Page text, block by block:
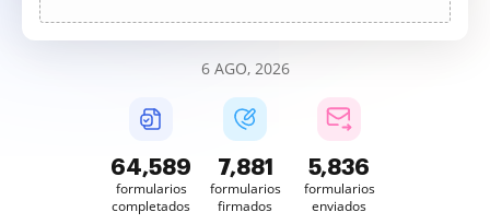
6 AGO, 2026
64,589
formularios
completados
7,882
formularios
firmados
5,836
formularios
enviados